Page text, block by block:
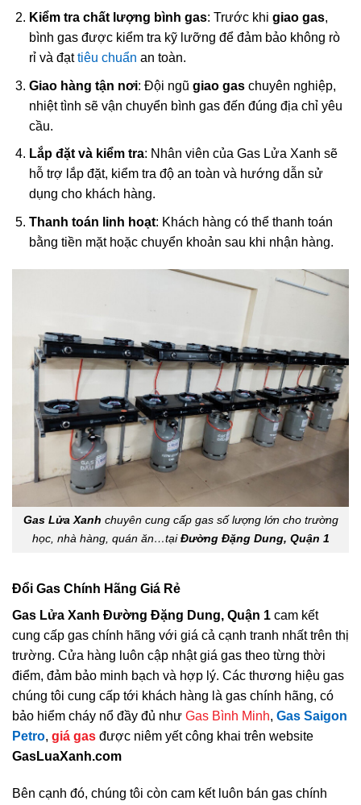
Kiểm tra chất lượng bình gas: Trước khi giao gas,
bình gas được kiểm tra kỹ lưỡng để đảm bảo không rò
rỉ và đạttiêu chuẩn an toàn.
Giao hàng tận nơi: Đội ngũ giao gaschuyên nghiệp,
nhiệt tình sẽ vận chuyển bình gas đến đúng địa chỉ yêu
cầu.
Lắp đặt và kiểm tra: Nhân viên của Gas Lửa Xanh sẽ
hỗ trợ lắp đặt, kiểm tra độ an toàn và hướng dẫn sử
dụng cho khách hàng.
Thanh toán linh hoạt: Khách hàng có thể thanh toán
bằng tiền mặt hoặc chuyển khoản sau khi nhận hàng.
Gas Lửa Xanh chuyên cung cấp gas số lượng lớn cho trường
học, nhà hàng, quán ăn…tạiĐường Đặng Dung, Quận 1
Đổi Gas Chính Hãng Giá Rẻ
Gas Lửa Xanh Đường Đặng Dung, Quận 1 cam kết
cung cấp gas chính hãng với giá cả cạnh tranh nhất trên thị
trường. Cửa hàng luôn cập nhật giá gas theo từng thời
điểm, đảm bảo minh bạch và hợp lý. Các thương hiệu gas
chúng tôi cung cấp tới khách hàng là gas chính hãng, có
bảo hiểm cháy nổ đầy đủ như Gas Bình Minh, Gas Saigon
Petro, giá gas được niêm yết công khai trên website
GasLuaXanh.com
Bên cạnh đó, chúng tôi còn cam kết luôn bán gas chính